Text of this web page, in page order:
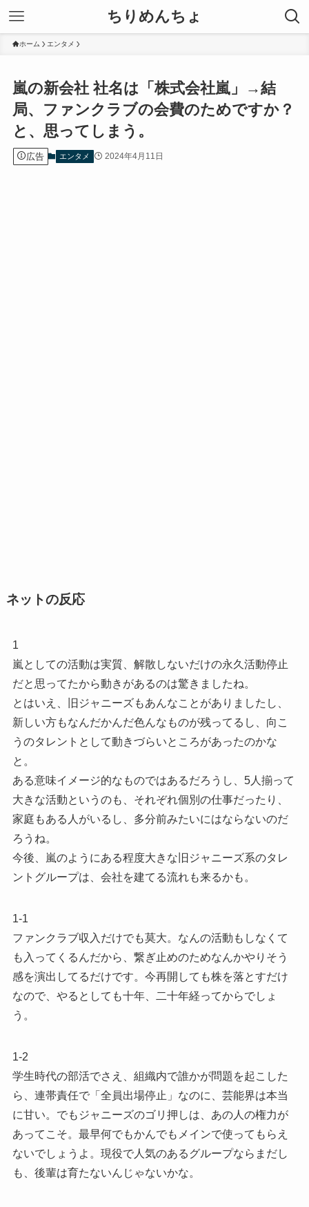
ちりめんちょ
ホーム エンタメ
嵐の新会社 社名は「株式会社嵐」→結
局、ファンクラブの会費のためですか？
と、思ってしまう。
広告 エンタメ 2024年4月11日
ネットの反応
1
嵐としての活動は実質、解散しないだけの永久活動停止
だと思ってたから動きがあるのは驚きましたね。
とはいえ、旧ジャニーズもあんなことがありましたし、
新しい方もなんだかんだ色んなものが残ってるし、向こ
うのタレントとして動きづらいところがあったのかな
と。
ある意味イメージ的なものではあるだろうし、5人揃って
大きな活動というのも、それぞれ個別の仕事だったり、
家庭もある人がいるし、多分前みたいにはならないのだ
ろうね。
今後、嵐のようにある程度大きな旧ジャニーズ系のタレ
ントグループは、会社を建てる流れも来るかも。
1-1
ファンクラブ収入だけでも莫大。なんの活動もしなくて
も入ってくるんだから、繋ぎ止めのためなんかやりそう
感を演出してるだけです。今再開しても株を落とすだけ
なので、やるとしても十年、二十年経ってからでしょ
う。
1-2
学生時代の部活でさえ、組織内で誰かが問題を起こした
ら、連帯責任で「全員出場停止」なのに、芸能界は本当
に甘い。でもジャニーズのゴリ押しは、あの人の権力が
あってこそ。最早何でもかんでもメインで使ってもらえ
ないでしょうよ。現役で人気のあるグループならまだし
も、後輩は育たないんじゃないかな。